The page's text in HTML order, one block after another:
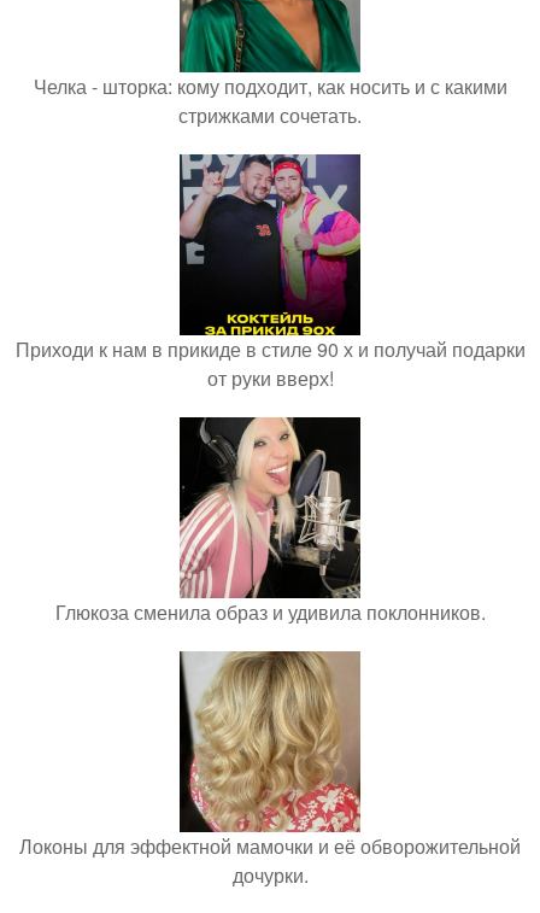
Челка - шторка: кому подходит, как носить и с какими
стрижками сочетать.
Приходи к нам в прикиде в стиле 90 х и получай подарки
от руки вверх!
Глюкоза сменила образ и удивила поклонников.
Локоны для эффектной мамочки и её обворожительной
дочурки.